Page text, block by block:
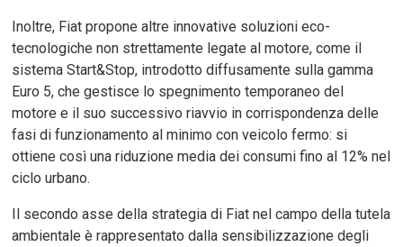
Inoltre, Fiat propone altre innovative soluzioni eco-
tecnologiche non strettamente legate al motore, come il
sistema Start&Stop, introdotto diffusamente sulla gamma
Euro 5, che gestisce lo spegnimento temporaneo del
motore e il suo successivo riavvio in corrispondenza delle
fasi di funzionamento al minimo con veicolo fermo: si
ottiene così una riduzione media dei consumi fino al 12% nel
ciclo urbano.
Il secondo asse della strategia di Fiat nel campo della tutela
ambientale è rappresentato dalla sensibilizzazione degli